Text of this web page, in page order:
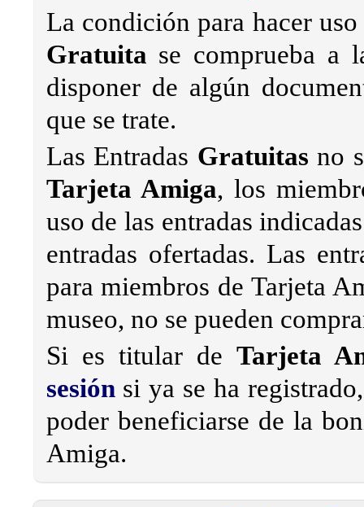
La condición para hacer
Gratuita se comprueba a
disponer de algún
que se trate.
Las Entradas Gratuitas no
Tarjeta Amiga, los
uso de las entradas
entradas ofertadas. Las
para miembros de Tarjeta
museo, no se pueden
Si es titular de Tarjeta
sesiónsi ya se ha
poder beneficiarse de la
Amiga.